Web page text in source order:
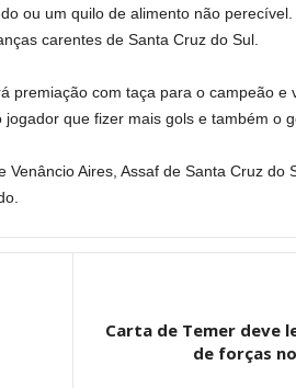
ou um quilo de alimento não
carentes de Santa Cruz do Sul.
premiação com taça para o campeão e
que fizer mais gols e também o
Aires, Assaf de Santa Cruz do
Carta de Temer deve
de forças